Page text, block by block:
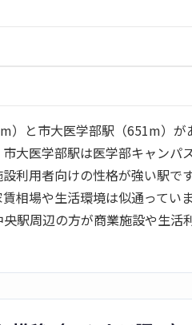
）と市大医学部駅（651m）が
大医学部駅は医学部キャンパ
利用者向けの性格が強い駅で
相場や生活環境は似通ってい
駅周辺の方が商業施設や生活